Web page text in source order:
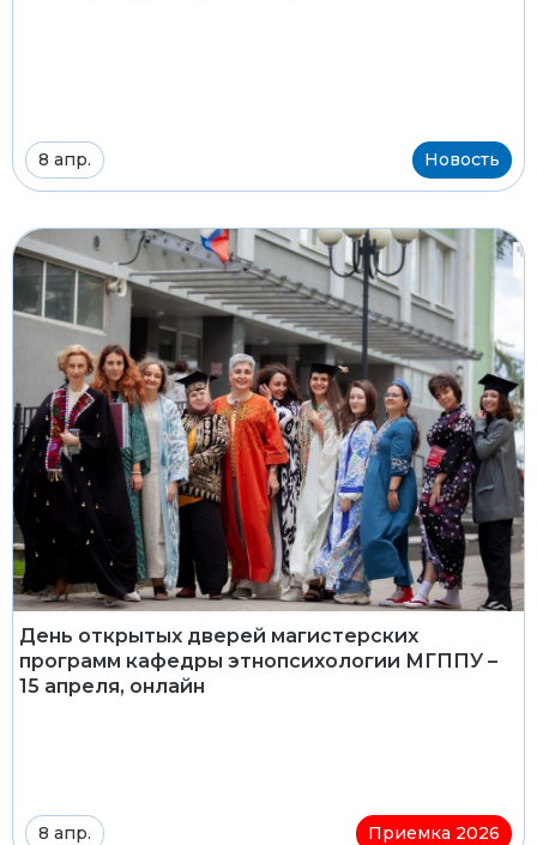
8 апр. Новость
День открытых дверей магистерских
программ кафедры этнопсихологии МГППУ –
15 апреля, онлайн
8 апр. Приемка 2026